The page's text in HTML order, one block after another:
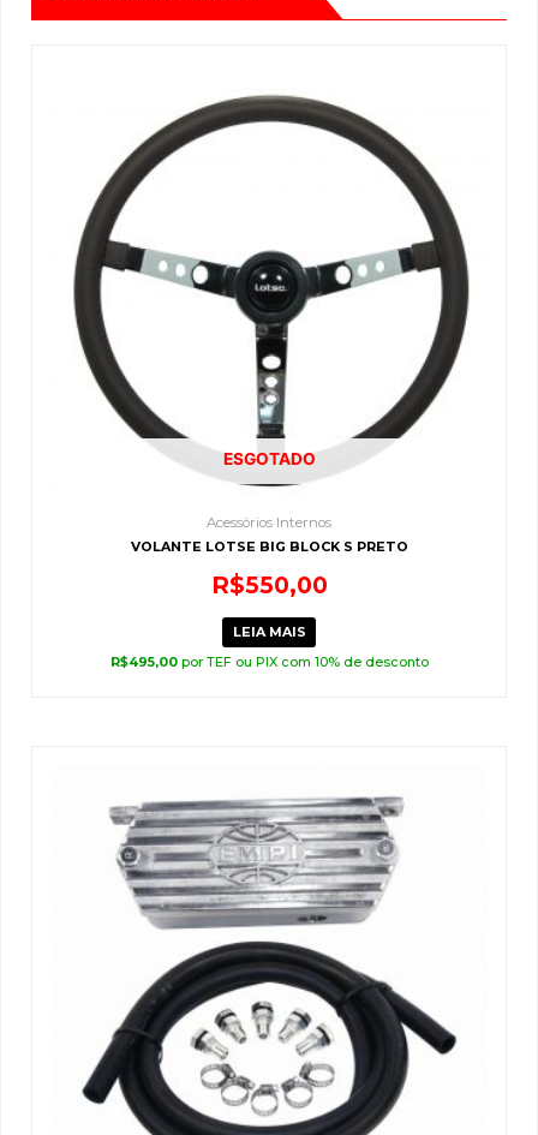
ESGOTADO
Acessórios Internos
VOLANTE LOTSE BIG BLOCK S PRETO
R$550,00
LEIA MAIS
R$495,00 por TEF ou PIX com 10% de desconto